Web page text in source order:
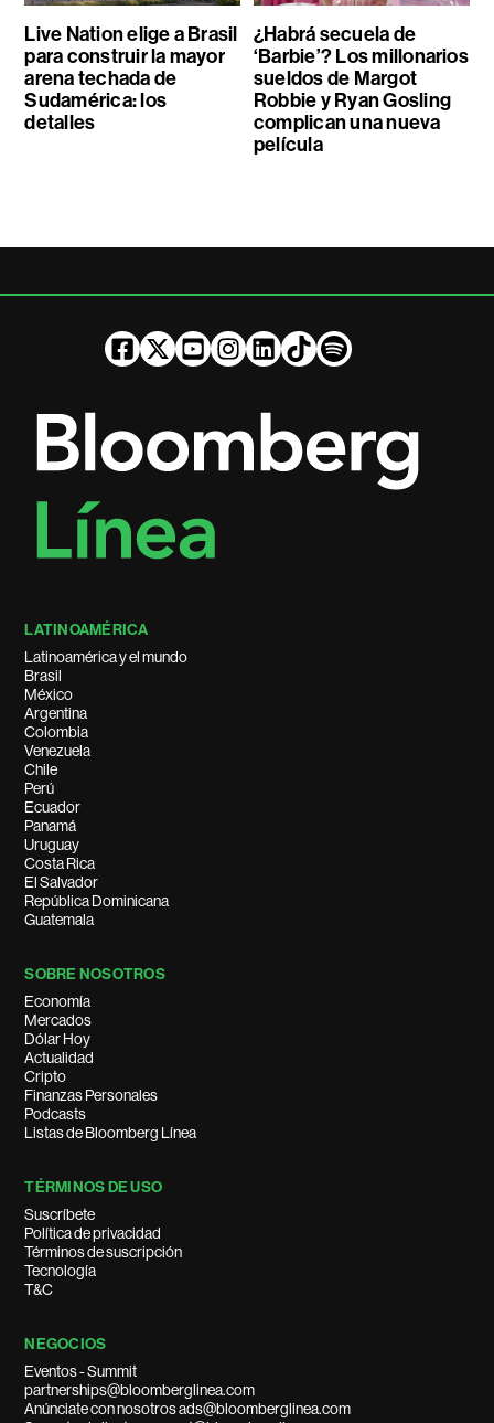
Live Nation elige a Brasil
para construir la mayor
arena techada de
Sudamérica: los
detalles
¿Habrá secuela de
‘Barbie’? Los millonarios
sueldos de Margot
Robbie y Ryan Gosling
complican una nueva
película
LATINOAMÉRICA
Latinoamérica y el mundo
Brasil
México
Argentina
Colombia
Venezuela
Chile
Perú
Ecuador
Panamá
Uruguay
Costa Rica
El Salvador
República Dominicana
Guatemala
SOBRE NOSOTROS
Economía
Mercados
Dólar Hoy
Actualidad
Cripto
Finanzas Personales
Podcasts
Listas de Bloomberg Línea
TÉRMINOS DE USO
Suscríbete
Política de privacidad
Términos de suscripción
Tecnología
T&C
NEGOCIOS
Eventos - Summit
partnerships@bloomberglinea.com
Anúnciate con nosotros ads@bloomberglinea.com